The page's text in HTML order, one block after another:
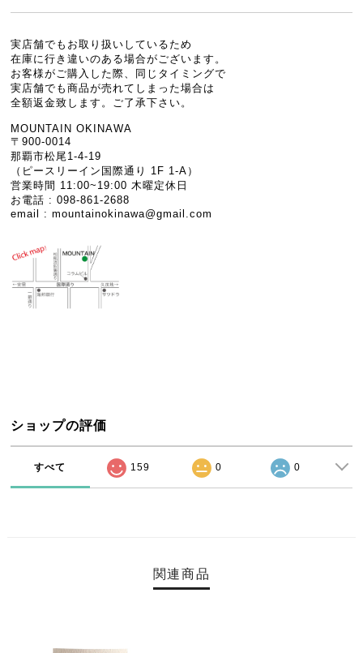
実店舗でもお取り扱いしているため
在庫に行き違いのある場合がございます。
お客様がご購入した際、同じタイミングで
実店舗でも商品が売れてしまった場合は
全額返金致します。ご了承下さい。
MOUNTAIN OKINAWA
〒900-0014
那覇市松尾1-4-19
（ピースリーイン国際通り 1F 1-A）
営業時間 11:00~19:00 木曜定休日
お電話 : 098-861-2688
email :mountainokinawa@gmail.com
ショップの評価
すべて 159 0 0
関連商品